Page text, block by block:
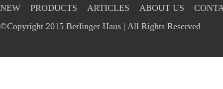
NEW PRODUCTS ARTICLES ABOUT US
©Copyright 2015 Berlinger Haus | All Rights Reserved